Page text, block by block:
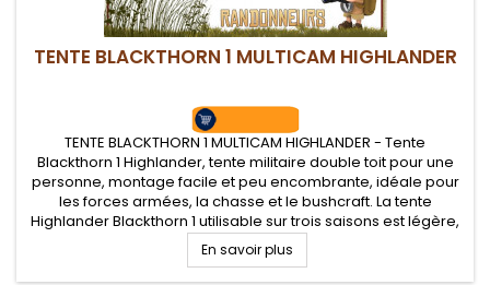
TENTE BLACKTHORN 1 MULTICAM HIGHLANDER
TENTE BLACKTHORN 1 MULTICAM HIGHLANDER - Tente
Blackthorn 1 Highlander, tente militaire double toit pour une
personne, montage facile et peu encombrante, idéale pour
les forces armées, la chasse et le bushcraft. La tente
Highlander Blackthorn 1 utilisable sur trois saisons est légère,
compacte et surtout robuste offre une large porte latérale et
une...
En savoir plus